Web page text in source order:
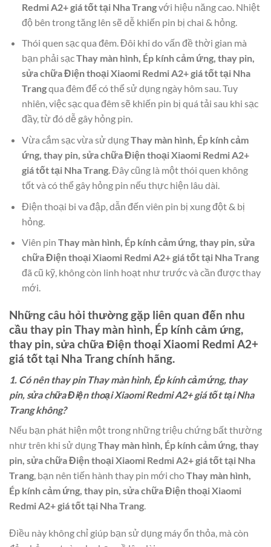
Redmi A2+ giá tốt tại Nha Trangvới hiệu năng cao. Nhiệt
độ bên trong tăng lên sẽ dễ khiến pin bị chai & hỏng.
Thói quen sạc qua đêm. Đôi khi do vấn đề thời gian mà
bạn phải sạcThay màn hình, Ép kính cảm ứng, thay pin,
sửa chữa Điện thoại Xiaomi Redmi A2+ giá tốt tại Nha
Trangqua đêm để có thể sử dụng ngày hôm sau. Tuy
nhiên, việc sạc qua đêm sẽ khiến pin bị quá tải sau khi sạc
đầy, từ đó dễ gây hỏng pin.
Vừa cắm sạc vừa sử dụngThay màn hình, Ép kính cảm
ứng, thay pin, sửa chữa Điện thoại Xiaomi Redmi A2+
giá tốt tại Nha Trang. Đây cũng là một thói quen không
tốt và có thể gây hỏng pin nếu thực hiện lâu dài.
Điện thoại bi va đập, dẫn đến viên pin bị xung đột & bị
hỏng.
Viên pin Thay màn hình, Ép kính cảm ứng, thay pin, sửa
chữa Điện thoại Xiaomi Redmi A2+ giá tốt tại Nha Trang
đã cũ kỹ, không còn linh hoạt như trước và cần được thay
mới.
Những câu hỏi thường gặp liên quan đến nhu
cầu thay pin Thay màn hình, Ép kính cảm ứng,
thay pin, sửa chữa Điện thoại Xiaomi Redmi A2+
giá tốt tại Nha Trangchính hãng.
1. Có nên thay pin Thay màn hình, Ép kính cảm ứng, thay
pin, sửa chữa Điện thoại Xiaomi Redmi A2+ giá tốt tại Nha
Trang không?
Nếu bạn phát hiện một trong những triệu chứng bất thường
như trên khi sử dụngThay màn hình, Ép kính cảm ứng, thay
pin, sửa chữa Điện thoại Xiaomi Redmi A2+ giá tốt tại Nha
Trang , bạn nên tiến hành thay pin mới choThay màn hình,
Ép kính cảm ứng, thay pin, sửa chữa Điện thoại Xiaomi
Redmi A2+ giá tốt tại Nha Trang
Điều này không chỉ giúp bạn sử dụng máy ổn thỏa, mà còn